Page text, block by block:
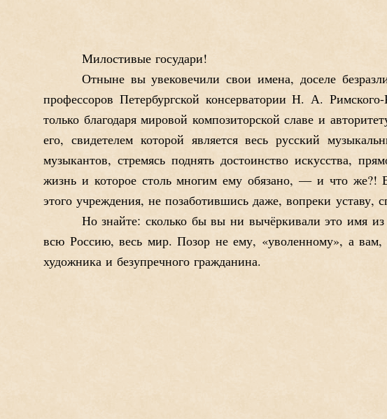
Милостивые государи!
Отныне вы увековечили свои имена, доселе
профессоров Петербургской консерватории Н. А.
только благодаря мировой композиторской славе и
его, свидетелем которой является весь русский
музыкантов, стремясь поднять достоинство искусства,
жизнь и которое столь многим ему обязано, — и что же?!
этого учреждения, не позаботившись даже, вопреки уставу,
Но знайте: сколько бы вы ни вычёркивали это имя
всю Россию, весь мир. Позор не ему, «уволенному», а вам,
художника и безупречного гражданина.